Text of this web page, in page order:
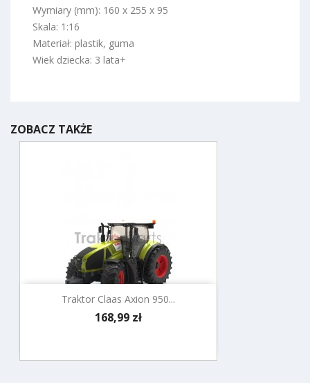
Wymiary (mm): 160 x 255 x 95
Skala: 1:16
Materiał: plastik, guma
Wiek dziecka: 3 lata+
ZOBACZ TAKŻE
Traktor Claas Axion 950...
Cena
168,99 zł